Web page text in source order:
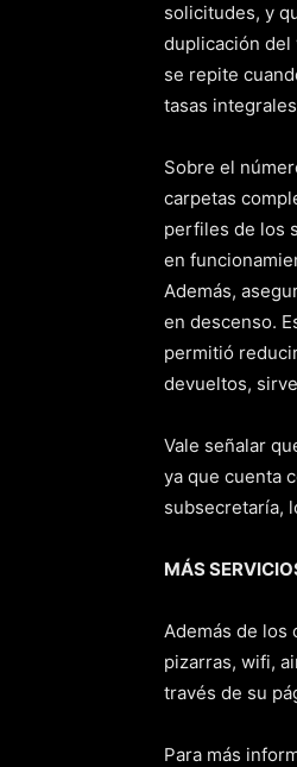
solicitudes, y
duplicación del
se repite
tasas
Sobre el
carpetas
perfiles de los
en
Además,
en descenso.
permitió
devueltos,
Vale señalar
ya que cuenta
subsecretaría,
MÁS
Además de los
pizarras, wifi,
través de su
Para más